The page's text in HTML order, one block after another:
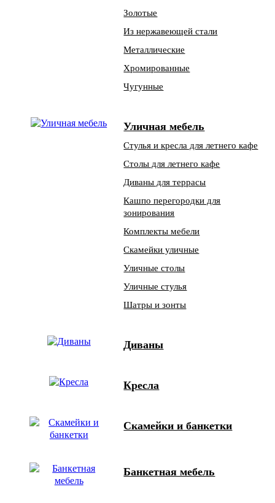
Золотые
Из нержавеющей стали
Металлические
Хромированные
Чугунные
Уличная мебель
Стулья и кресла для летнего кафе
Столы для летнего кафе
Диваны для террасы
Кашпо перегородки для
зонирования
Комплекты мебели
Скамейки уличные
Уличные столы
Уличные стулья
Шатры и зонты
Диваны
Кресла
Скамейки и банкетки
Банкетная мебель